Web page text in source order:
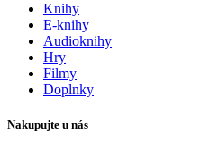
Knihy
E-knihy
Audioknihy
Hry
Filmy
Doplnky
Nakupujte u nás